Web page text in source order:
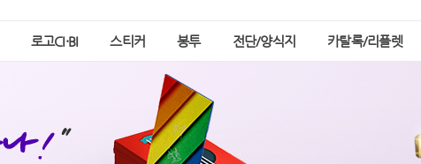
로고CI·BI 스티커 봉투 전단/양식지 카탈록/리플렛